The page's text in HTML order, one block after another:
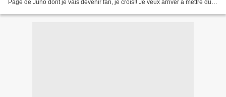
Page de Juno dont je vais devenir fan, je crois!! Je veux arriver à mettre du